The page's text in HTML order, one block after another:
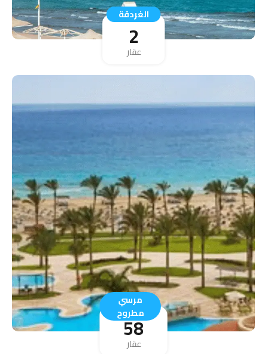
الغردقة
2
عقار
مرسي
مطروح
58
عقار